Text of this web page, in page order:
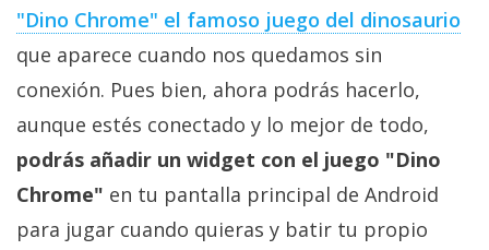
"Dino Chrome" el famoso juego del dinosaurio
que aparece cuando nos quedamos sin
conexión. Pues bien, ahora podrás hacerlo,
aunque estés conectado y lo mejor de todo,
podrás añadir un widget con el juego "Dino
Chrome" en tu pantalla principal de Android
para jugar cuando quieras y batir tu propio